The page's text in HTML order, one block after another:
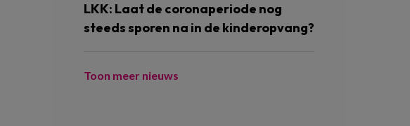
LKK: Laat de coronaperiode nog
steeds sporen na in de kinderopvang?
Toon meer nieuws